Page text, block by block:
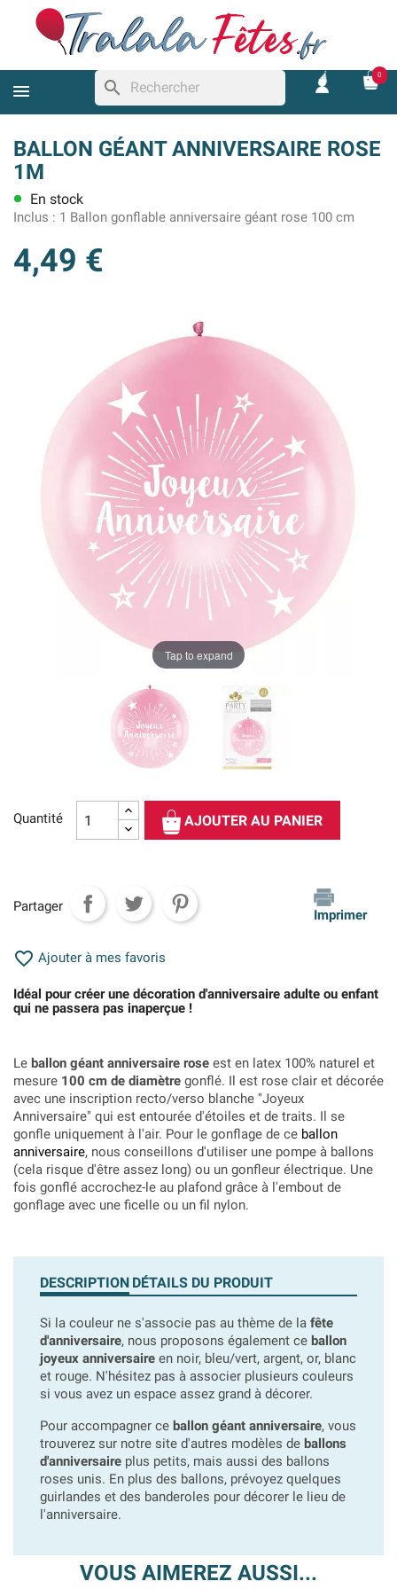
search
0
BALLON GÉANT ANNIVERSAIRE ROSE
1M
lens En stock
Inclus : 1 Ballon gonflable anniversaire géant rose 100 cm
4,49 €
Tap to expand
Quantité AJOUTER AU PANIER
Partager
Imprimer
 Ajouter à mes favoris
Idéal pour créer une décoration d'anniversaire adulte ou enfant
qui ne passera pas inaperçue !
Le ballon géant anniversaire rose est en latex 100% naturel et
mesure 100 cm de diamètre gonflé. Il est rose clair et décorée
avec une inscription recto/verso blanche "Joyeux
Anniversaire" qui est entourée d'étoiles et de traits. Il se
gonfle uniquement à l'air. Pour le gonflage de ce ballon
anniversaire, nous conseillons d'utiliser une pompe à ballons
(cela risque d'être assez long) ou un gonfleur électrique. Une
fois gonflé accrochez-le au plafond grâce à l'embout de
gonflage avec une ficelle ou un fil nylon.
DESCRIPTION DÉTAILS DU PRODUIT
Si la couleur ne s'associe pas au thème de la fête
d'anniversaire, nous proposons également ce ballon
joyeux anniversaire en noir, bleu/vert, argent, or, blanc
et rouge. N'hésitez pas à associer plusieurs couleurs
si vous avez un espace assez grand à décorer.
Pour accompagner ce ballon géant anniversaire, vous
trouverez sur notre site d'autres modèles de ballons
d'anniversaire plus petits, mais aussi des ballons
roses unis. En plus des ballons, prévoyez quelques
guirlandes et des banderoles pour décorer le lieu de
l'anniversaire.
VOUS AIMEREZ AUSSI...